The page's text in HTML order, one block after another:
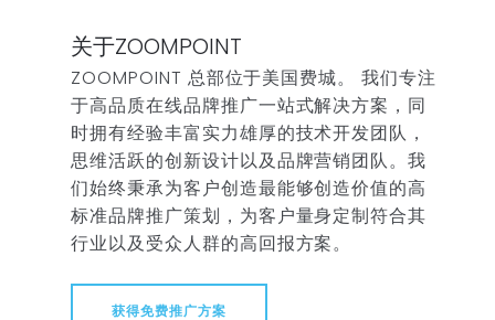
关于ZOOMPOINT
ZOOMPOINT 总部位于美国费城。 我们专注
于高品质在线品牌推广一站式解决方案，同
时拥有经验丰富实力雄厚的技术开发团队，
思维活跃的创新设计以及品牌营销团队。我
们始终秉承为客户创造最能够创造价值的高
标准品牌推广策划，为客户量身定制符合其
行业以及受众人群的高回报方案。
获得免费推广方案